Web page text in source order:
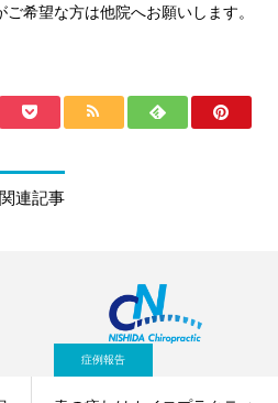
希望な方は他院へお願いします。
関連記事
症例報告